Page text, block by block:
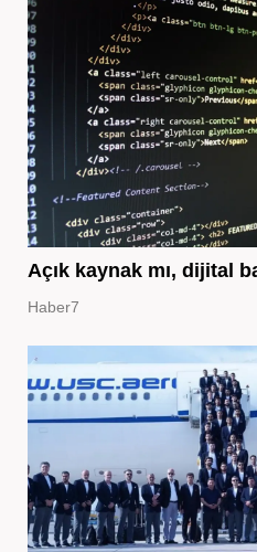
Açık kaynak mı, dijital
Haber7